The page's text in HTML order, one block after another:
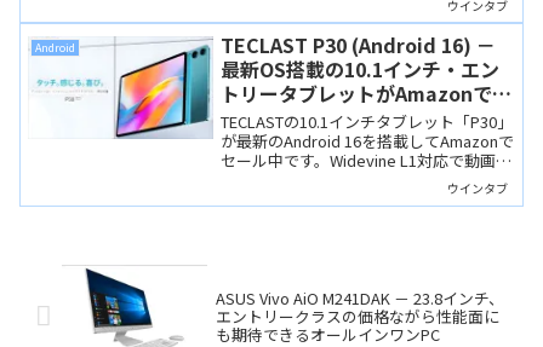
いAI性能とモバイル性を両立していま
す。新色「ブルー」を選べば外観も個性
的になります。
ウインタブ
Android
TECLAST P30 (Android 16) －
最新OS搭載の10.1インチ・エン
トリータブレットがAmazonで
11,900円！WidevineもL1です
TECLASTの10.1インチタブレット「P30」
が最新のAndroid 16を搭載してAmazonで
セール中です。Widevine L1対応で動画サ
ブスクもHD画質で楽しめます。クーポン
ウインタブ
ASUS Vivo AiO M241DAK － 23.8インチ、
エントリークラスの価格ながら性能面に
も期待できるオールインワンPC